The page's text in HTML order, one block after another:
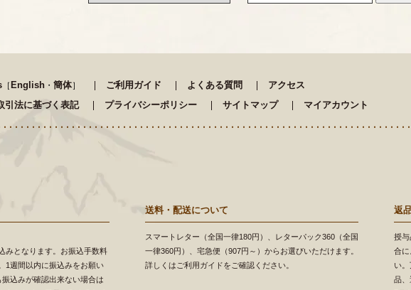
［ English ・ 簡体］ ご利用ガイド よくある質問
アクセス
引法に基づく表記 プライバシーポリシー サイトマップ マイアカウント
みとなります。お振込手数料
1週間以内に振込みをお願い
込みが確認出来ない場合は
送料・配送について
スマートレター（全国一律180円）、レターパック360（全国
一律360円）、宅急便（907円～）からお選びいただけます。
詳しくはご利用ガイドをご確認ください。
返
授与
合に
い
品、